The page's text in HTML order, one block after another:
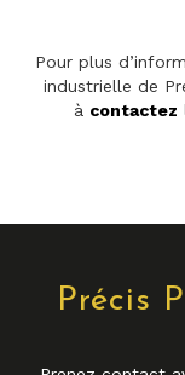
Pour plus
industrielle de
à contactez
Précis